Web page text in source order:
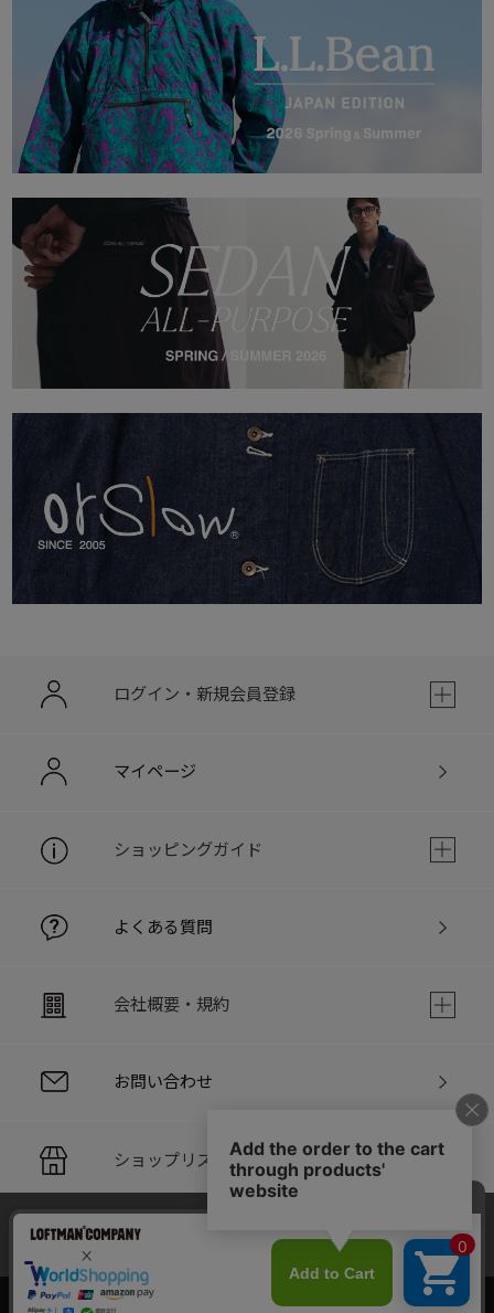
ログイン・新規会員登録
マイページ
ショッピングガイド
よくある質問
会社概要・規約
お問い合わせ
ショップリスト
PC版サイト
当サイトでは利用体験の向上およびコンテンツの最適な提供、ト
ラフィックの分析を目的としてCookieを使用しています。
サイトの閲覧を継続された場合、Cookieの利用に同意したことも
のといたします。